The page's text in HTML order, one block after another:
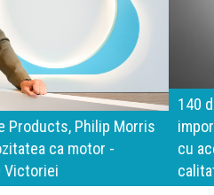
140 de ani de Mercedes-Benz.
important „test al timpului”
cu aceeași responsabilitate
calitate